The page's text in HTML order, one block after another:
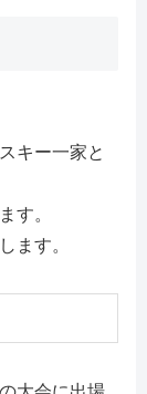
キー一家と
す。
ます。